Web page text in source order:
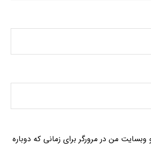
وبسایت من در مرورگر برای زمانی که دوباره